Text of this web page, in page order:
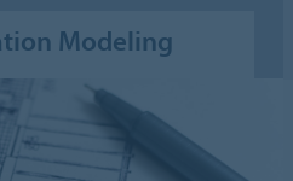
Modeling